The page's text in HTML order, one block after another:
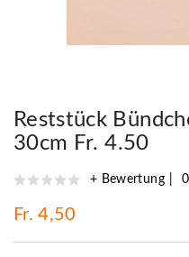
Reststück
30cm Fr. 4.50
+ Bewertung
Fr. 4,50